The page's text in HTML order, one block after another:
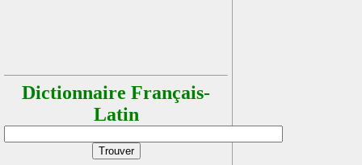
Dictionnaire Français-
Latin